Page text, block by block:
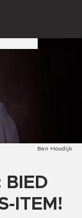
Ben Houdijk
BIED
ITEM!